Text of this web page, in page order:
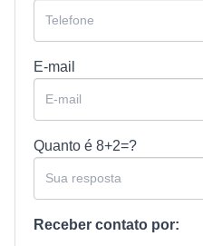
E-mail
Quanto é 8+2=?
Receber contato por: